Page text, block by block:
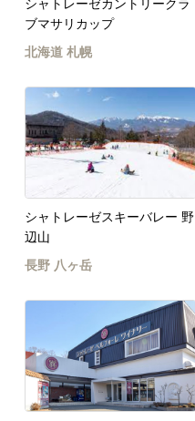
シャトレーゼカントリークラ
ブマサリカップ
北海道 札幌
シャトレーゼスキーバレー 野
辺山
長野 八ヶ岳